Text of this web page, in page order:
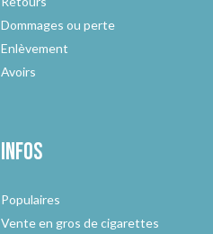
Dommages ou perte
Enlèvement
Avoirs
Infos
Populaires
Vente en gros de cigarettes